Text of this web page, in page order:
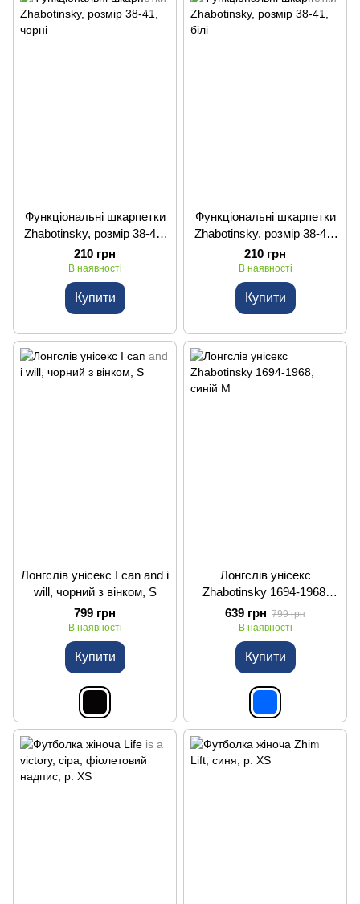
Функціональні шкарпетки
Zhabotinsky, розмір 38-41,
чорні
210 грн
В наявності
Купити
Функціональні шкарпетки
Zhabotinsky, розмір 38-41,
білі
210 грн
В наявності
Купити
Лонгслів унісекс I can and i
will, чорний з вінком, S
799 грн
В наявності
Купити
Лонгслів унісекс
Zhabotinsky 1694-1968,
синій M
639 грн 799 грн
В наявності
Купити